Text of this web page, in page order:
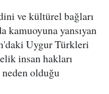
ve kültürel bağları
kamuoyuna yansıyan
Uygur Türkleri
insan hakları
olduğu